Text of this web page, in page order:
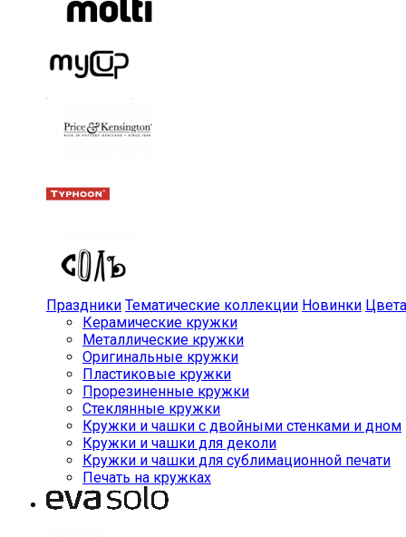
Праздники Тематические коллекции Новинки Цвета
Керамические кружки
Металлические кружки
Оригинальные кружки
Пластиковые кружки
Прорезиненные кружки
Стеклянные кружки
Кружки и чашки с двойными стенками и дном
Кружки и чашки для деколи
Кружки и чашки для сублимационной печати
Печать на кружках